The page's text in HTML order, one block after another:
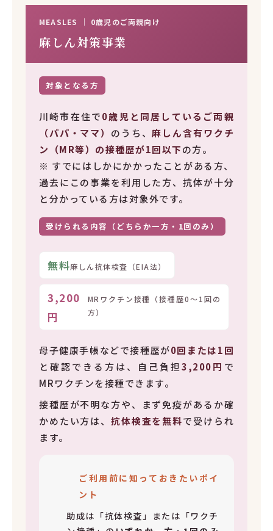
MEASLES ｜ 0歳児のご両親向け
麻しん対策事業
対象となる方
川崎市在住で0歳児と同居しているご両親
（パパ・ママ） のうち、麻しん含有ワクチ
ン（MR等）の接種歴が1回以下の方。
※ すでにはしかにかかったことがある方、
過去にこの事業を利用した方、抗体が十分
と分かっている方は対象外です。
受けられる内容（どちらか一方・1回のみ）
無料麻しん抗体検査（EIA法）
3,200
円
MRワクチン接種（接種歴0〜1回の
方）
母子健康手帳などで接種歴が0回または1回
と確認できる方は、自己負担3,200円 で
MRワクチンを接種できます。
接種歴が不明な方や、まず免疫があるか確
かめたい方は、抗体検査を無料で受けられ
ます。
ご利用前に知っておきたいポイ
ント
助成は「抗体検査」または「ワクチ